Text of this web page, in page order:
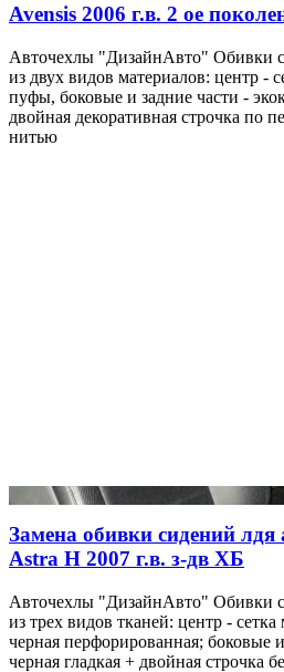
Avensis 2006 г.в. 2 ое
Авточехлы "ДизайнАвто" Обивки
из двух видов материалов: центр -
пуфы, боковые и задние части -
двойная декоративная строчка по
нитью
Замена обивки сидений лдя
Astra H 2007 г.в. з-дв ХБ
Авточехлы "ДизайнАвто" Обивки
из трех видов тканей: центр -
черная перфорированная; боковые
черная гладкая + двойная строчка